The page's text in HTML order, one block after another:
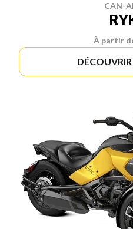
CAN-
À partir